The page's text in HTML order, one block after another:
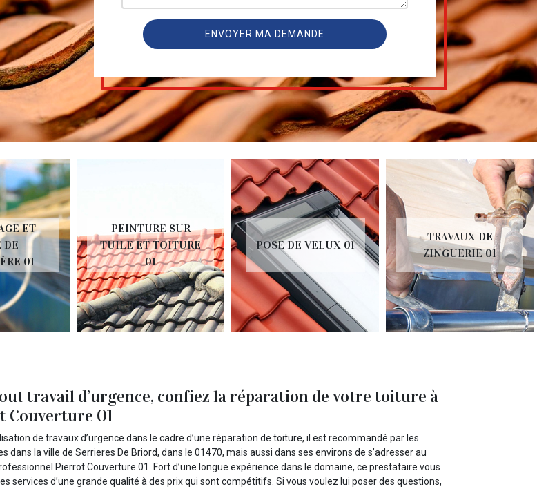
ET
01
PEINTURE SUR
TUILE ET TOITURE
01
POSE DE VELUX 01
TRAVAUX DE
ZINGUERIE 01
travail d’urgence, confiez la réparation de votre toiture à
Couverture 01
de travaux d’urgence dans le cadre d’une réparation de toiture, il est recommandé par les
dans la ville de Serrieres De Briord, dans le 01470, mais aussi dans ses environs de s’adresser au
Pierrot Couverture 01. Fort d’une longue expérience dans le domaine, ce prestataire vous
services d’une grande qualité à des prix qui sont compétitifs. Si vous voulez lui poser des questions,